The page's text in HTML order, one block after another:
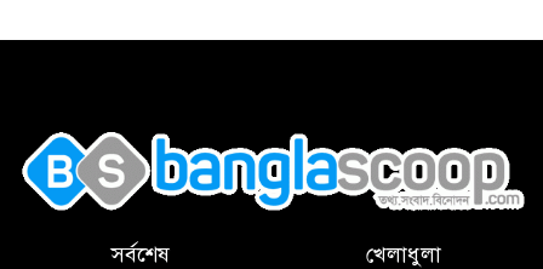
​পেট্রোবাংলার পরিচালক রফিকুল
ইসলামকে দায়িত্ব থেকে অব্যাহতি
৭
সর্বশেষ
খেলাধুলা